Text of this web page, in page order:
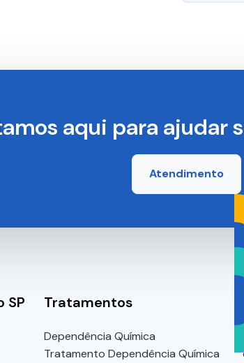
aqui para ajudar
Atendimento
SP Tratamentos
Dependência Química
Tratamento Dependência Química